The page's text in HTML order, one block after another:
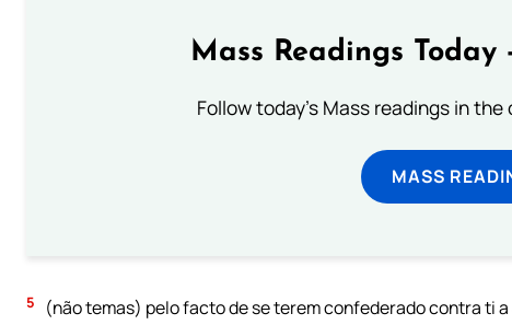
Mass Readings Today
Follow today's Mass readings in
MASS
5 (não temas) pelo facto de se terem confederado contra ti